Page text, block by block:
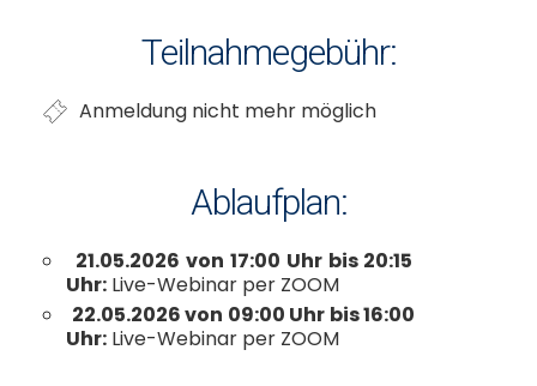
Teilnahmegebühr:
Anmeldung nicht mehr möglich
Ablaufplan:
21.05.2026 von 17:00 Uhr bis 20:15
Uhr: Live-Webinar per ZOOM
22.05.2026 von 09:00 Uhr bis 16:00
Uhr: Live-Webinar per ZOOM